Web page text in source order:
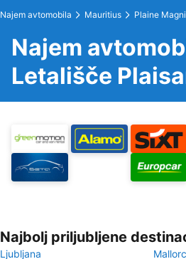
Najem avtomobila Mauritius Plaine
Najem
Letališče
Najbolj priljubljene
Ljubljana